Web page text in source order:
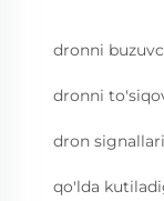
dronni
dronni
dron
qo'lda